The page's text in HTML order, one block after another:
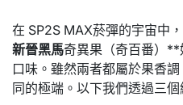
在 SP2S MAX菸彈的宇宙中，
新晉黑馬奇異果（奇百番）
口味。 雖然兩者都屬於果香調
同的極端。 以下我們透過三個